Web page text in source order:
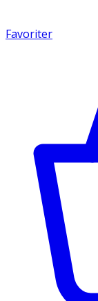
Favoriter